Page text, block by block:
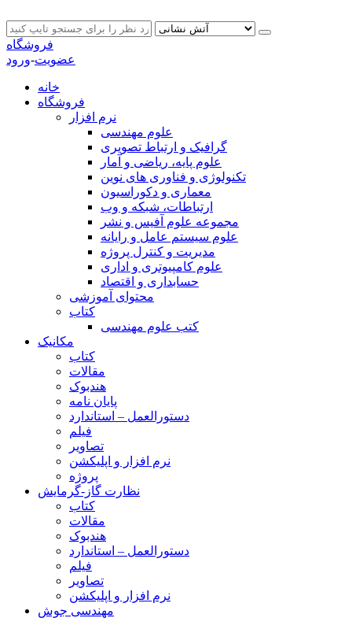
فروشگاه
عضویت-ورود
خانه
فروشگاه
نرم افزار
علوم مهندسی
گرافیک و ارتباط تصویری
علوم پایه، ریاضی و آمار
تکنولوژی و فناوری های نوین
معماری و دکوراسیون
ارتباطات، شبکه و وب
مجموعه علوم آفیس و نشر
علوم سیستم عامل و رایانه
مدیریت و کنترل پروژه
علوم کامپیوتری و اداری
حسابداری و اقتصاد
محتوای آموزشی
کتاب
کتب علوم مهندسی
مکانیک
کتاب
مقالات
هندبوک
پایان نامه
دستورالعمل – استاندارد
فیلم
تصاویر
نرم افزار و اپلیکشن
پروژه
نظارت گاز-گرمایش
کتاب
مقالات
هندبوک
دستورالعمل – استاندارد
فیلم
تصاویر
نرم افزار و اپلیکشن
مهندسی جوش